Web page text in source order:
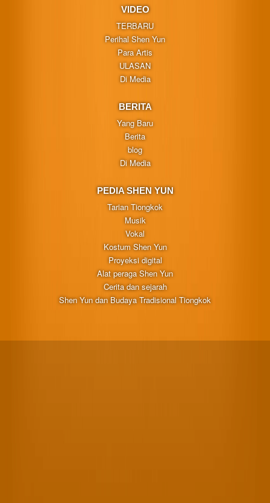
VIDEO
TERBARU
Perihal Shen Yun
Para Artis
ULASAN
Di Media
BERITA
Yang Baru
Berita
blog
Di Media
PEDIA SHEN YUN
Tarian Tiongkok
Musik
Vokal
Kostum Shen Yun
Proyeksi digital
Alat peraga Shen Yun
Cerita dan sejarah
Shen Yun dan Budaya Tradisional Tiongkok